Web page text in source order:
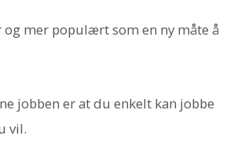
mer populært som en ny måte å
jobben er at du enkelt kan jobbe
vil.